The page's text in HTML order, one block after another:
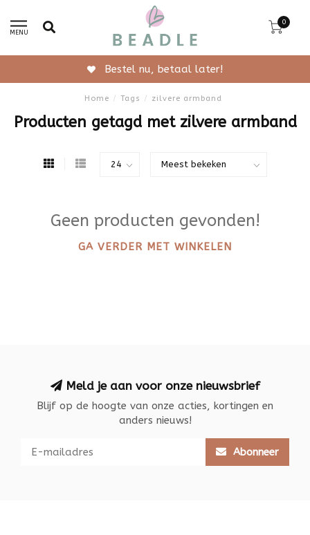
MENU
0
Bestel nu, betaal later!
Home / Tags / zilvere armband
Producten getagd met zilvere armband
Geen producten gevonden!
GA VERDER MET WINKELEN
Meld je aan voor onze nieuwsbrief
Blijf op de hoogte van onze acties, kortingen en
anders nieuws!
Abonneer